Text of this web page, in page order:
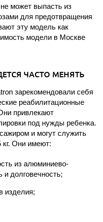
может выпасть из
для предотвращения
эту модель как
модели в Москве
ЧАСТО МЕНЯТЬ
зарекомендовали себя
реабилитационные
привлекают
под нужды ребенка.
и могут служить
кг. Они имеют:
из алюминиево-
и долговечность;
изделия;